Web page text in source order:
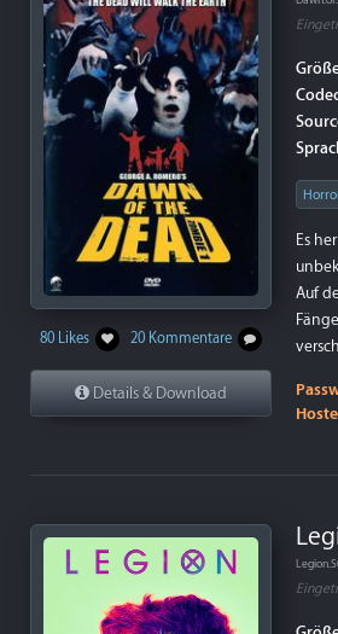
80 Likes 20 Kommentare
Details & Download
Es
Auf